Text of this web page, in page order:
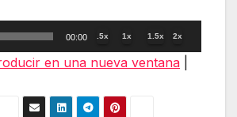
00:00 .5x 1x 1.5x 2x
en una nueva ventana